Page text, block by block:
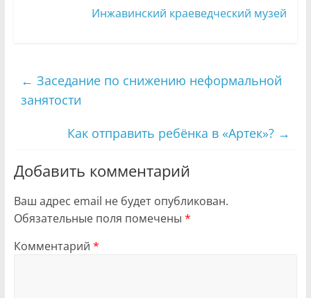
Инжавинский краеведческий музей
← Заседание по снижению неформальной
занятости
Как отправить ребёнка в «Артек»? →
Добавить комментарий
Ваш адрес email не будет опубликован.
Обязательные поля помечены *
Комментарий *